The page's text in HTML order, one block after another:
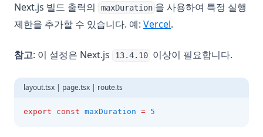
Next.js 빌드 출력의
maxDuration 을 사용하여 특정 실행
제한을 추가할 수 있습니다. 예: Vercel(opens in a new tab)
.
참고: 이 설정은 Next.js 13.4.10 이상이 필요합니다.
layout.tsx | page.tsx | route.ts
export const maxDuration = 5